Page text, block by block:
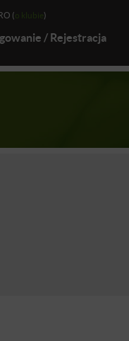
( o klubie)
/ Rejestracja